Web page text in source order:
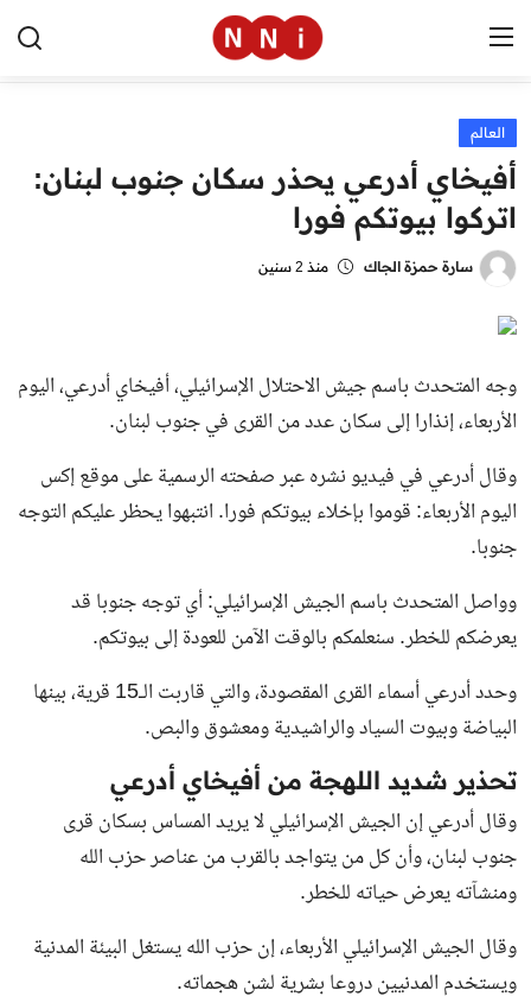
الرئيسية
اخبار مصر
العالم
تقنية
التعليم
منوعات
العالم
أفيخاي أدرعي يحذر سكان جنوب لبنان:
اتركوا بيوتكم فورا
سارة حمزة الجاك منذ 2 سنين
وجه المتحدث باسم جيش الاحتلال الإسرائيلي، أفيخاي أدرعي، اليوم
الأربعاء، إنذارا إلى سكان عدد من القرى في جنوب لبنان.
وقال أدرعي في فيديو نشره عبر صفحته الرسمية على موقع إكس
اليوم الأربعاء: قوموا بإخلاء بيوتكم فورا. انتبهوا يحظر عليكم التوجه
جنوبا.
وواصل المتحدث باسم الجيش الإسرائيلي: أي توجه جنوبا قد
يعرضكم للخطر. سنعلمكم بالوقت الآمن للعودة إلى بيوتكم.
وحدد أدرعي أسماء القرى المقصودة، والتي قاربت الـ15 قرية، بينها
البياضة وبيوت السياد والراشيدية ومعشوق والبص.
تحذير شديد اللهجة من أفيخاي أدرعي
وقال أدرعي إن الجيش الإسرائيلي لا يريد المساس بسكان قرى
جنوب لبنان، وأن كل من يتواجد بالقرب من عناصر حزب الله
ومنشآته يعرض حياته للخطر.
وقال الجيش الإسرائيلي الأربعاء، إن حزب الله يستغل البيئة المدنية
ويستخدم المدنيين دروعا بشرية لشن هجماته.